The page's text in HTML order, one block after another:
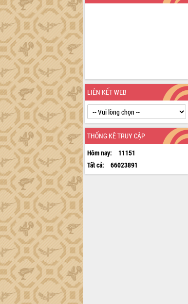
LIÊN KẾT WEB
THỐNG KÊ TRUY CẬP
Hôm nay:
11151
Tất cả:
66023891